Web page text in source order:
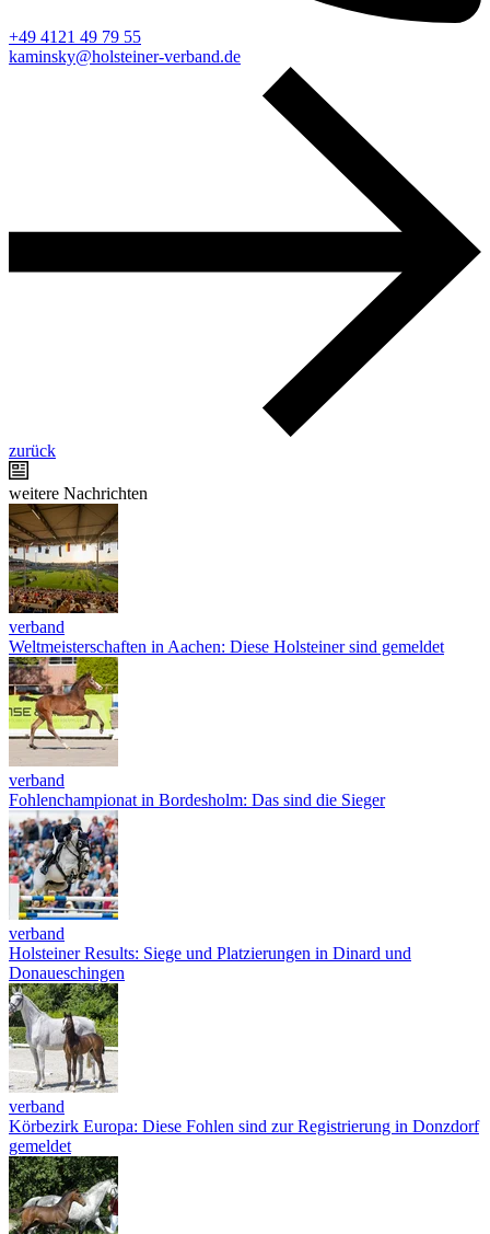
+49 4121 49 79 55
kaminsky@holsteiner-verband.de
zurück
weitere Nachrichten
verband
Weltmeisterschaften in Aachen: Diese Holsteiner sind gemeldet
verband
Fohlenchampionat in Bordesholm: Das sind die Sieger
verband
Holsteiner Results: Siege und Platzierungen in Dinard und
Donaueschingen
verband
Körbezirk Europa: Diese Fohlen sind zur Registrierung in Donzdorf
gemeldet